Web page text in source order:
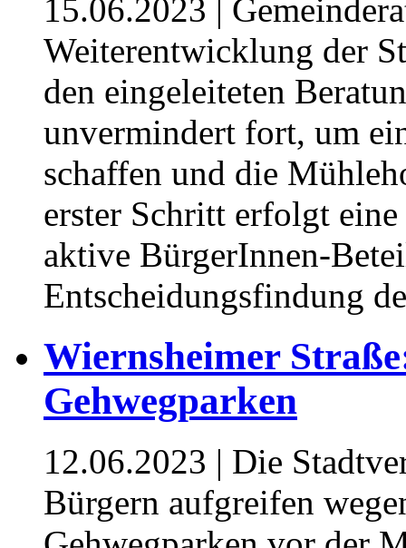
15.06.2023 |
Weiterentwicklung der
den eingeleiteten
unvermindert fort, um
schaffen und die
erster Schritt erfolgt
aktive BürgerInnen-
Entscheidungsfindung
Wiernsheimer
Gehwegparken
12.06.2023 | Die
Bürgern aufgreifen